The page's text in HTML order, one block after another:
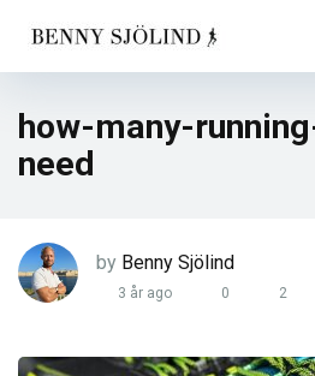
how-many-
need
by Benny Sjölind
3 år ago 0 2